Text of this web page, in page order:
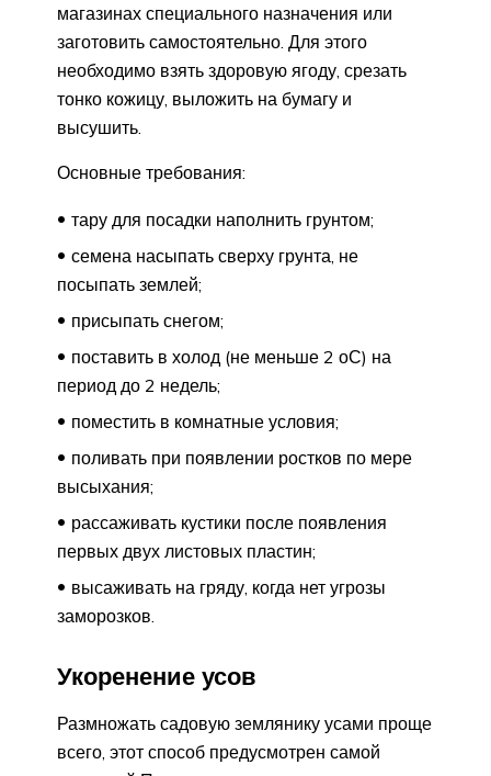
магазинах специального назначения или
заготовить самостоятельно. Для этого
необходимо взять здоровую ягоду, срезать
тонко кожицу, выложить на бумагу и
высушить.
Основные требования:
тару для посадки наполнить грунтом;
семена насыпать сверху грунта, не
посыпать землей;
присыпать снегом;
поставить в холод (не меньше 2 оС) на
период до 2 недель;
поместить в комнатные условия;
поливать при появлении ростков по мере
высыхания;
рассаживать кустики после появления
первых двух листовых пластин;
высаживать на гряду, когда нет угрозы
заморозков.
Укоренение усов
Размножать садовую землянику усами проще
всего, этот способ предусмотрен самой